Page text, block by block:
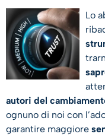
Lo
autori del
ognuno di noi con
garantire maggiore